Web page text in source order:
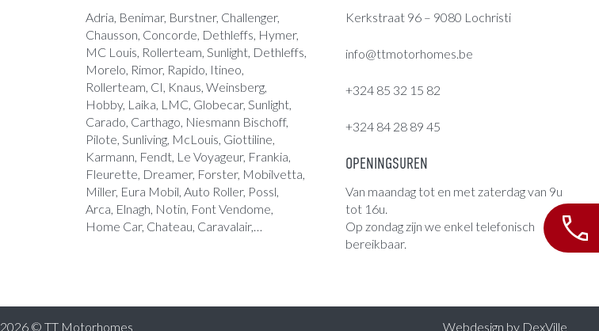
Adria, Benimar, Burstner, Challenger,
Chausson, Concorde, Dethleffs, Hymer,
MC Louis, Rollerteam, Sunlight, Dethleffs,
Morelo, Rimor, Rapido, Itineo,
Rollerteam, CI, Knaus, Weinsberg,
Hobby, Laika, LMC, Globecar, Sunlight,
Carado, Carthago, Niesmann Bischoff,
Pilote, Sunliving, McLouis, Giottiline,
Karmann, Fendt, Le Voyageur, Frankia,
Fleurette, Dreamer, Forster, Mobilvetta,
Miller, Eura Mobil, Auto Roller, Possl,
Arca, Elnagh, Notin, Font Vendome,
Home Car, Chateau, Caravalair,…
Kerkstraat 96 – 9080 Lochristi
info@ttmotorhomes.be
+324 85 32 15 82
+324 84 28 89 45
OPENINGSUREN
Van maandag tot en met zaterdag van 9u
tot 16u.
Op zondag zijn we enkel telefonisch
bereikbaar.
2026 © TT Motorhomes Webdesign by DexVille